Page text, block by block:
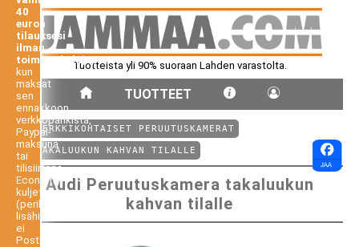
Tuotteista yli 90% suoraan Lahden varastolta.
TUOTTEET
40
euron
tilauksesi
ilman
toimituskuluja,
kun
maksat
sen
ennakkoon
verkkopankista,
Paypal-
maksuna
tai
tilisiirtona.
Economy-
kuljetus
(perilletoimitus
lisähintaan,
ei
Postiennakko).
⤺ MERKKIKOHTAISET PERUUTUSKAMERAT
⤺ TAKALUUKUN KAHVAN TILALLE
Audi Peruutuskamera takaluukun
kahvan tilalle